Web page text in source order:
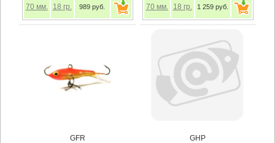
70 мм. 18 гр. 989 руб. 70 мм. 18 гр. 1 259 руб.
GFR GHP